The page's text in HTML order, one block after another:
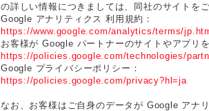
の詳しい情報につきましては、同社のサイトをご
Google アナリティクス 利用規約：
https://www.google.com/analytics/terms/
お客様が Google パートナーのサイトやアプリ
https://policies.google.com/technologies/
Google プライバシーポリシー：
https://policies.google.com/privacy?hl=ja
なお、お客様はご自身のデータが Google アナ